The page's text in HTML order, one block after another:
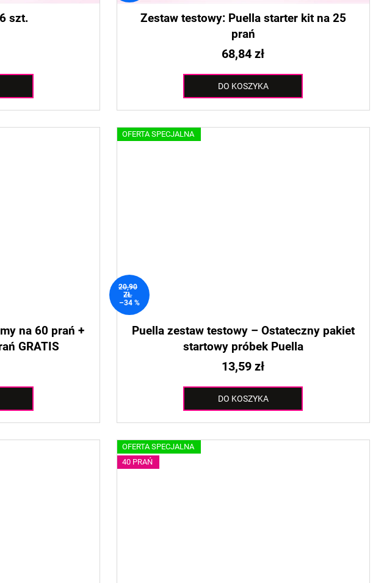
szt.
Zestaw testowy: Puella starter kit na 25
prań
68,84 zł
DO KOSZYKA
na 60 prań +
GRATIS
OFERTA SPECJALNA
20,90
ZŁ
–34 %
Puella zestaw testowy – Ostateczny pakiet
startowy próbek Puella
13,59 zł
DO KOSZYKA
OFERTA SPECJALNA
40 PRAŃ